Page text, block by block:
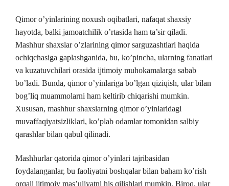
Qimor o’yinlarining noxush oqibatlari, nafaqat shaxsiy
hayotda, balki jamoatchilik o’rtasida ham ta’sir qiladi.
Mashhur shaxslar o’zlarining qimor sarguzashtlari haqida
ochiqchasiga gaplashganida, bu, ko’pincha, ularning fanatlari
va kuzatuvchilari orasida ijtimoiy muhokamalarga sabab
bo’ladi. Bunda, qimor o’yinlariga bo’lgan qiziqish, ular bilan
bog’liq muammolarni ham keltirib chiqarishi mumkin.
Xususan, mashhur shaxslarning qimor o’yinlaridagi
muvaffaqiyatsizliklari, ko’plab odamlar tomonidan salbiy
qarashlar bilan qabul qilinadi.
Mashhurlar qatorida qimor o’yinlari tajribasidan
foydalanganlar, bu faoliyatni boshqalar bilan baham ko’rish
orqali ijtimoiy mas’uliyatni his qilishlari mumkin. Biroq, ular